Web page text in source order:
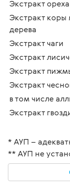
Экстракт
Экстракт коры
дерева
Экстракт чаги
Экстракт
Экстракт
Экстракт
в том числе
Экстракт
* АУП –
** АУП не